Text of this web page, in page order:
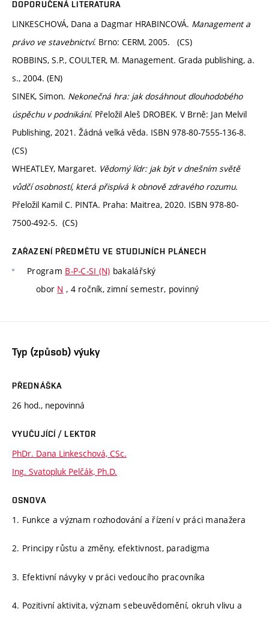
DOPORUČENÁ LITERATURA
LINKESCHOVÁ, Dana a Dagmar HRABINCOVÁ. Management a
právo ve stavebnictví. Brno: CERM, 2005. (CS)
ROBBINS, S.P., COULTER, M. Management. Grada publishing, a.
s., 2004. (EN)
SINEK, Simon. Nekonečná hra: jak dosáhnout dlouhodobého
úspěchu v podnikání. Přeložil Aleš DROBEK. V Brně: Jan Melvil
Publishing, 2021. Žádná velká věda. ISBN 978-80-7555-136-8.
(CS)
WHEATLEY, Margaret. Vědomý lídr: jak být v dnešním světě
vůdčí osobností, která přispívá k obnově zdravého rozumu.
Přeložil Kamil C. PINTA. Praha: Maitrea, 2020. ISBN 978-80-
7500-492-5. (CS)
ZAŘAZENÍ PŘEDMĚTU VE STUDIJNÍCH PLÁNECH
Program B-P-C-SI (N) bakalářský
obor N , 4 ročník, zimní semestr, povinný
Typ (způsob) výuky
PŘEDNÁŠKA
26 hod., nepovinná
VYUČUJÍCÍ / LEKTOR
PhDr. Dana Linkeschová, CSc.
Ing. Svatopluk Pelčák, Ph.D.
OSNOVA
1. Funkce a význam rozhodování a řízení v práci manažera
2. Principy růstu a změny, efektivnost, paradigma
3. Efektivní návyky v práci vedoucího pracovníka
4. Pozitivní aktivita, význam sebeuvědomění, okruh vlivu a